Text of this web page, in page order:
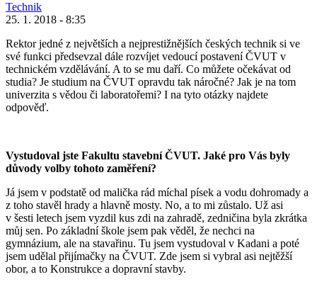
Technik
25. 1. 2018 - 8:35
Rektor jedné z největších a nejprestižnějších českých technik si ve
své funkci předsevzal dále rozvíjet vedoucí postavení ČVUT v
technickém vzdělávání. A to se mu daří. Co můžete očekávat od
studia? Je studium na ČVUT opravdu tak náročné? Jak je na tom
univerzita s vědou či laboratořemi? I na tyto otázky najdete
odpověď.
Vystudoval jste Fakultu stavební ČVUT. Jaké pro Vás byly
důvody volby tohoto zaměření?
Já jsem v podstatě od malička rád míchal písek a vodu dohromady a
z toho stavěl hrady a hlavně mosty. No, a to mi zůstalo. Už asi
v šesti letech jsem vyzdil kus zdi na zahradě, zedničina byla zkrátka
můj sen. Po základní škole jsem pak věděl, že nechci na
gymnázium, ale na stavařinu. Tu jsem vystudoval v Kadani a poté
jsem udělal přijímačky na ČVUT. Zde jsem si vybral asi nejtěžší
obor, a to Konstrukce a dopravní stavby.